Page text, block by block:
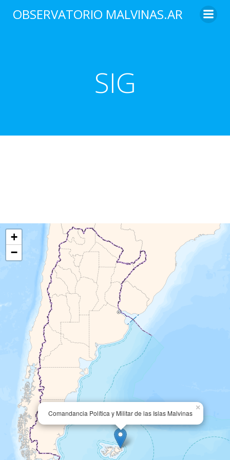
al
OBSERVATORIO MALVINAS.AR
SIG
Comandancia Política y Militar de las Islas Malvinas
×
+
−